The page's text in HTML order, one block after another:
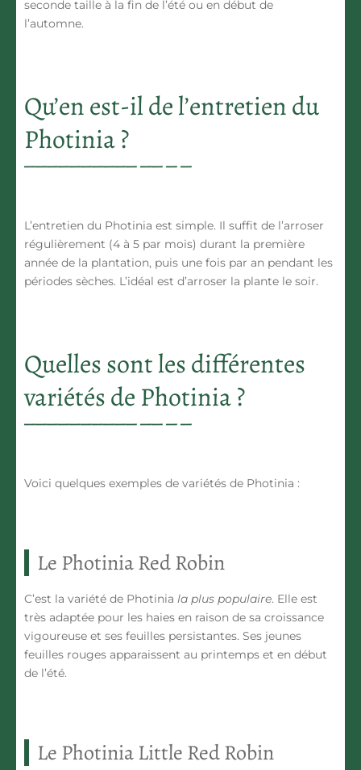
seconde taille à la fin de l’été ou en début de
l’automne.
Qu’en est-il de l’entretien du
Photinia ?
L’entretien du Photinia est simple. Il suffit de l’arroser
régulièrement (4 à 5 par mois) durant la première
année de la plantation, puis une fois par an pendant les
périodes sèches. L’idéal est d’arroser la plante le soir.
Quelles sont les différentes
variétés de Photinia ?
Voici quelques exemples de variétés de Photinia :
Le Photinia Red Robin
C’est la variété de Photinia la plus populaire. Elle est
très adaptée pour les haies en raison de sa croissance
vigoureuse et ses feuilles persistantes. Ses jeunes
feuilles rouges apparaissent au printemps et en début
de l’été.
Le Photinia Little Red Robin